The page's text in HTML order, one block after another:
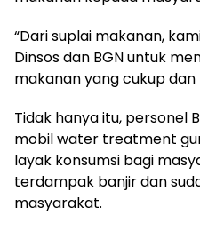
“Dari suplai makanan,
Dinsos dan BGN untuk
makanan yang cukup dan
Tidak hanya itu, personel
mobil water treatment
layak konsumsi bagi
terdampak banjir dan
masyarakat.